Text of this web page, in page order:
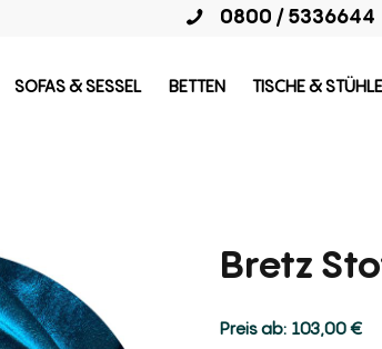
0800 / 5336644
SOFAS & SESSEL BETTEN TISCHE & STÜHLE
Bretz
103,00€